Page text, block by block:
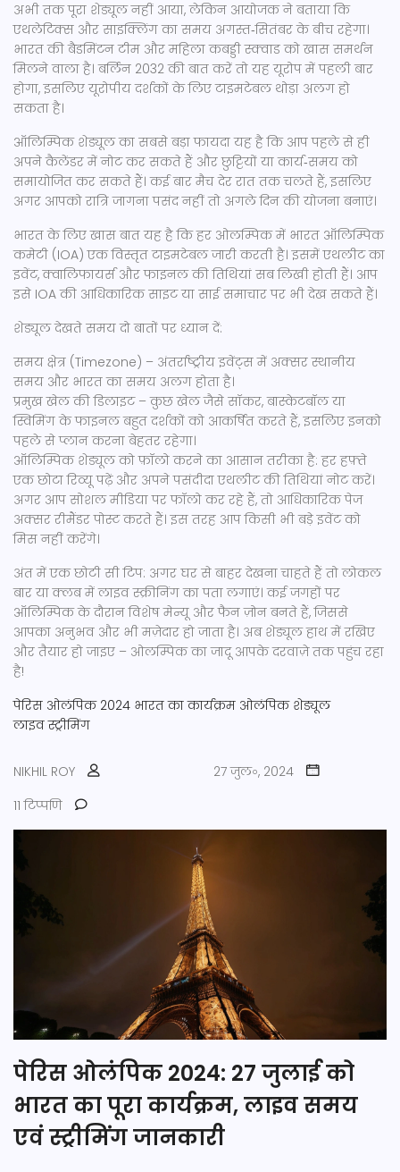
अभी तक पूरा शेड्यूल नहीं आया, लेकिन आयोजक ने बताया कि
एथलेटिक्स और साइक्लिंग का समय अगस्त‑सितंबर के बीच रहेगा।
भारत की बैडमिंटन टीम और महिला कबड्डी स्क्वाड को खास समर्थन
मिलने वाला है। बर्लिन 2032 की बात करें तो यह यूरोप में पहली बार
होगा, इसलिए यूरोपीय दर्शकों के लिए टाइमटेबल थोड़ा अलग हो
सकता है।
ऑलिम्पिक शेड्यूल का सबसे बड़ा फायदा यह है कि आप पहले से ही
अपने कैलेंडर में नोट कर सकते हैं और छुट्टियों या कार्य‑समय को
समायोजित कर सकते हैं। कई बार मैच देर रात तक चलते हैं, इसलिए
अगर आपको रात्रि जागना पसंद नहीं तो अगले दिन की योजना बनाएं।
भारत के लिए खास बात यह है कि हर ओलम्पिक में भारत ऑलिम्पिक
कमेटी (IOA) एक विस्तृत टाइमटेबल जारी करती है। इसमें एथलीट का
इवेंट, क्वालिफायर्स और फाइनल की तिथियां सब लिखी होती हैं। आप
इसे IOA की आधिकारिक साइट या साई समाचार पर भी देख सकते हैं।
शेड्यूल देखते समय दो बातों पर ध्यान दें:
समय क्षेत्र (Timezone) – अंतर्राष्ट्रीय इवेंट्स में अक्सर स्थानीय
समय और भारत का समय अलग होता है।
प्रमुख खेल की डिलाइट – कुछ खेल जैसे सॉकर, बास्केटबॉल या
स्विमिंग के फाइनल बहुत दर्शकों को आकर्षित करते हैं, इसलिए इनको
पहले से प्लान करना बेहतर रहेगा।
ऑलिम्पिक शेड्यूल को फ़ॉलो करने का आसान तरीका है: हर हफ़्ते
एक छोटा रिव्यू पढ़ें और अपने पसंदीदा एथलीट की तिथियां नोट करें।
अगर आप सोशल मीडिया पर फॉलो कर रहे हैं, तो आधिकारिक पेज
अक्सर रीमैंडर पोस्ट करते हैं। इस तरह आप किसी भी बड़े इवेंट को
मिस नहीं करेंगे।
अंत में एक छोटी सी टिप: अगर घर से बाहर देखना चाहते हैं तो लोकल
बार या क्लब में लाइव स्क्रीनिंग का पता लगाएं। कई जगहों पर
ऑलिम्पिक के दौरान विशेष मेन्यू और फैन ज़ोन बनते हैं, जिससे
आपका अनुभव और भी मज़ेदार हो जाता है। अब शेड्यूल हाथ में रखिए
और तैयार हो जाइए – ओलम्पिक का जादू आपके दरवाज़े तक पहुंच रहा
है!
पेरिस ओलंपिक 2024 भारत का कार्यक्रम ओलंपिक शेड्यूल
लाइव स्ट्रीमिंग
NIKHIL ROY
27 जुल॰, 2024
11 टिप्पणि
पेरिस ओलंपिक 2024: 27 जुलाई को
भारत का पूरा कार्यक्रम, लाइव समय
एवं स्ट्रीमिंग जानकारी